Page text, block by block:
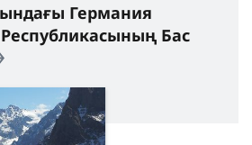
Германия
Бас